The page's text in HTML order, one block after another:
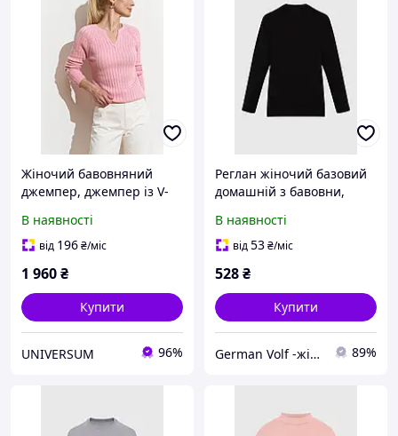
Жіночий бавовняний
джемпер, джемпер із V-
в язкою жіночий
В наявності
від 196₴/міс
1 960₴
Купити
UNIVERSUM 96%
Реглан жіночий базовий
домашній з бавовни,
В наявності
від53₴/міс
528₴
Купити
German Volf -жіночий та чоловічий одяг від виробника 89%